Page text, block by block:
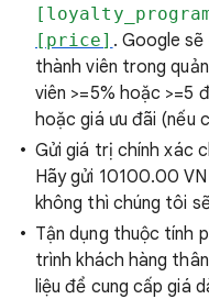
[price] . Google
thành viên trong
viên >=5% hoặc >=5
hoặc giá ưu đãi (nếu
Gửi giá trị chính xác
Hãy gửi 10100.00
không thì chúng tôi
Tận dụng thuộc tính
trình khách hàng
liệu để cung cấp giá